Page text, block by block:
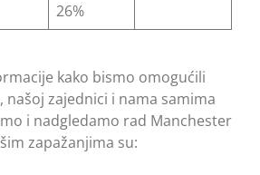
26%
kako bismo omogućili
našoj zajednici i nama samima
i nadgledamo rad Manchester
zapažanjima su: